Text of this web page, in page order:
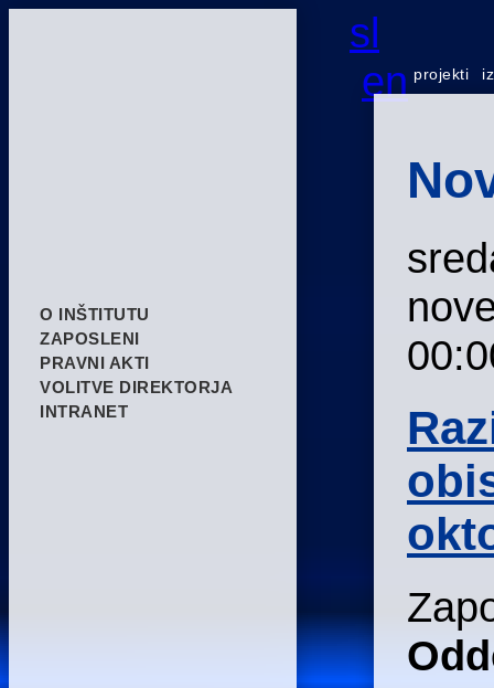
projekti
O INŠTITUTU
ZAPOSLENI
PRAVNI AKTI
VOLITVE DIREKTORJA
INTRANET
sl
en